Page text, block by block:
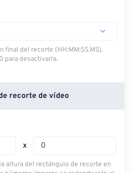
final del recorte (HH:MM:SS.MS).
para desactivarla.
recorte de vídeo
x
altura del rectángulo de recorte en